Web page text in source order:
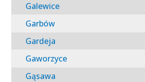
Galewice
Garbów
Gardeja
Gaworzyce
Gąsawa